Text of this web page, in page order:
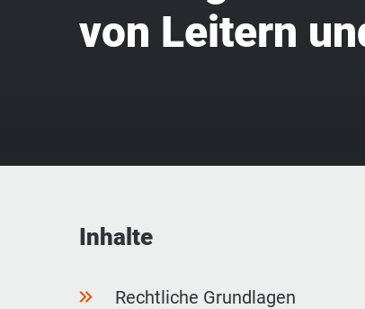
von Leitern
Inhalte
Rechtliche Grundlagen